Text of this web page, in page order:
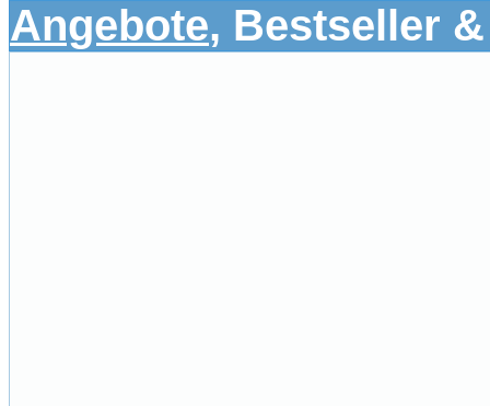
Angebote, Bestseller